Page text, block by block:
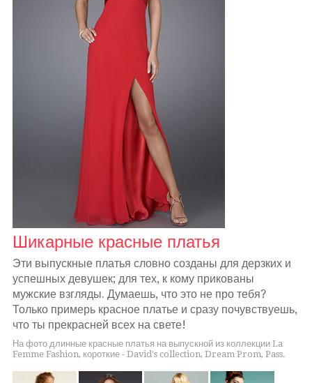
Шикарные красные платья
Эти выпускные платья словно созданы для дерзких и
успешных девушек; для тех, к кому прикованы
мужские взгляды. Думаешь, что это не про тебя?
Только примерь красное платье и сразу почувствуешь,
что ты прекрасней всех на свете!
На фото длинные красные платья на выпускной из коллекции La
Femme Fashion, короткие - David's collection, Dream Prom, Pass.